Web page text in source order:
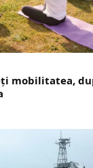
mobilitatea,